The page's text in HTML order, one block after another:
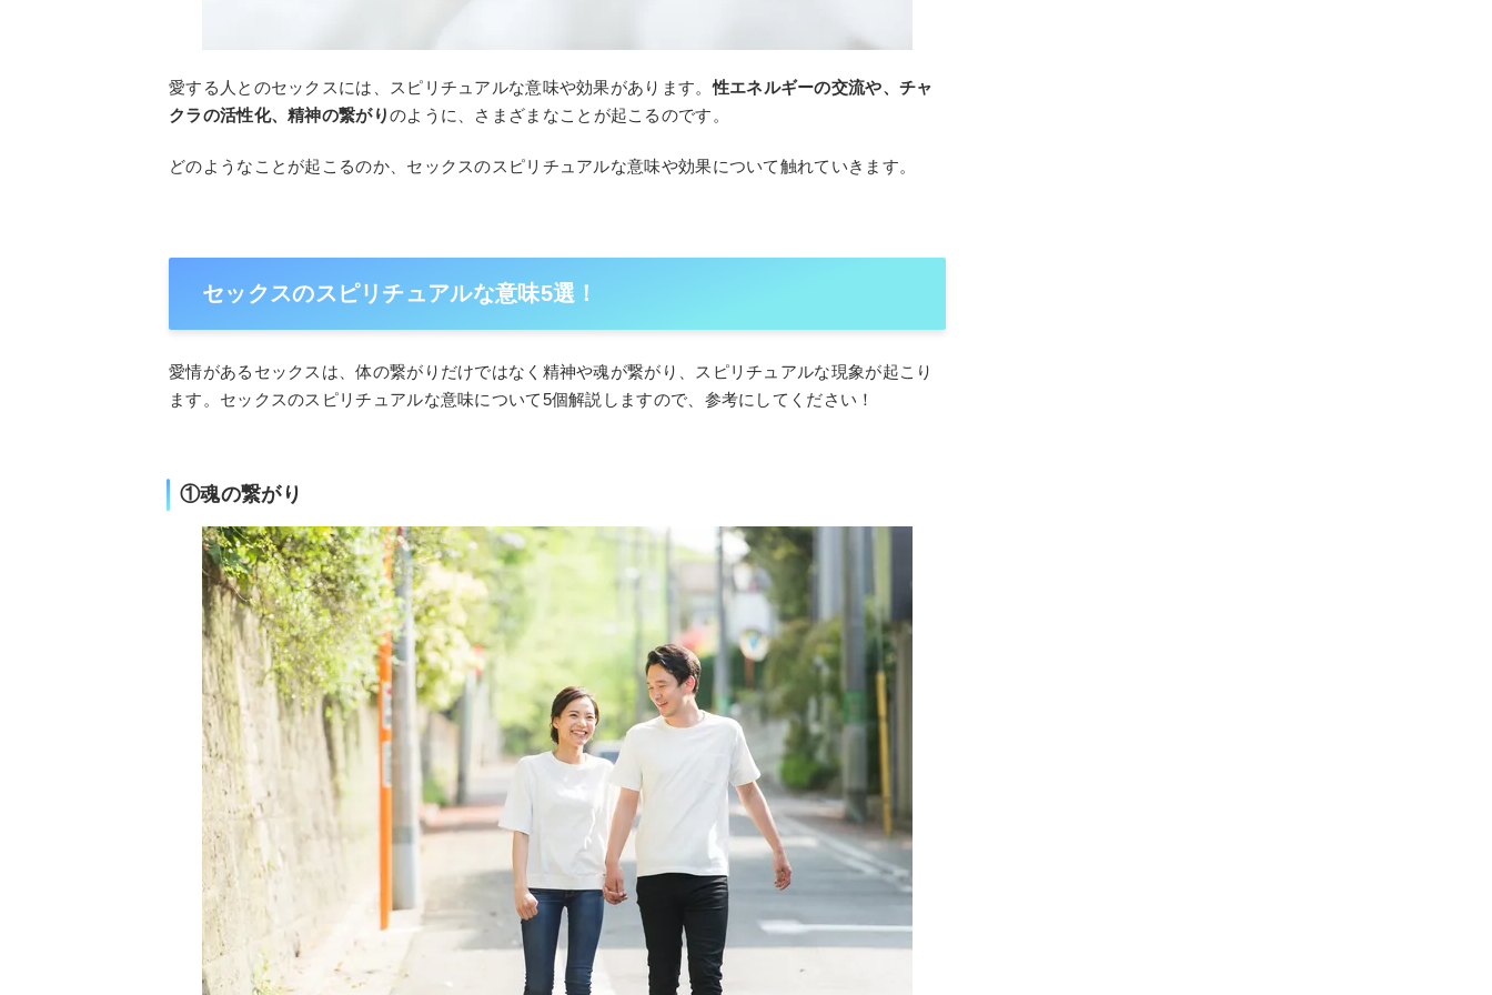
愛する人とのセックスには、スピリチュアルな意味や効果があります。性エネルギーの交流や、チャ
クラの活性化、精神の繋がりのように、さまざまなことが起こるのです。
どのようなことが起こるのか、セックスのスピリチュアルな意味や効果について触れていきます。
セックスのスピリチュアルな意味5選！
愛情があるセックスは、体の繋がりだけではなく精神や魂が繋がり、スピリチュアルな現象が起こり
ます。セックスのスピリチュアルな意味について5個解説しますので、参考にしてください！
①魂の繋がり